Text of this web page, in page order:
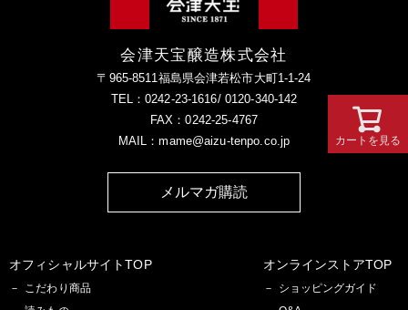
会津天宝醸造株式会社
〒965-8511福島県会津若松市大町1-1-24
TEL：0242-23-1616/ 0120-340-142
FAX：0242-25-4767
MAIL：mame@aizu-tenpo.co.jp
メルマガ購読
オフィシャルサイトTOP
こだわり商品
オンラインストアTOP
ショッピングガイド
カートを見る